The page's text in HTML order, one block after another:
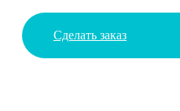
Сделать заказ